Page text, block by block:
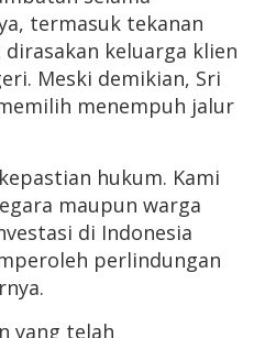
termasuk tekanan
keluarga klien
Meski demikian, Sri
menempuh jalur
hukum. Kami
maupun warga
di Indonesia
perlindungan
yang telah